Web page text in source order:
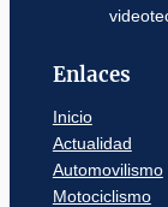
Enlaces
Inicio
Actualidad
Automovilismo
Motociclismo